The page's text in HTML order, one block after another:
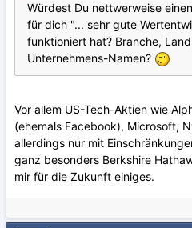
Würdest Du nettwerweise
für dich "... sehr gute
funktioniert hat? Branche,
Unternehmens-Namen?
Vor allem US-Tech-Aktien wie
(ehemals Facebook), Microsoft,
allerdings nur mit
ganz besonders Berkshire
mir für die Zukunft einiges.